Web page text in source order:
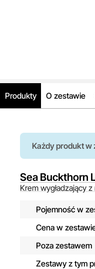
Produkty O zestawie
Każdy produkt w
Sea Buckthorn
Krem wygładzający
Pojemność w
Cena w
Poza zestawem
Zestawy z tym